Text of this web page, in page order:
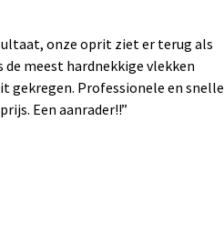
onze oprit ziet er terug als
de meest hardnekkige vlekken
gekregen. Professionele en snelle
Een aanrader!!”